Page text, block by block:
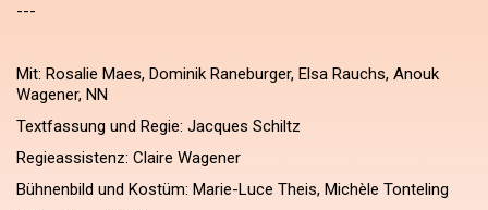
---
Mit: Rosalie Maes, Dominik Raneburger, Elsa Rauchs, Anouk
Wagener, NN
Textfassung und Regie: Jacques Schiltz
Regieassistenz: Claire Wagener
Bühnenbild und Kostüm: Marie-Luce Theis, Michèle Tonteling